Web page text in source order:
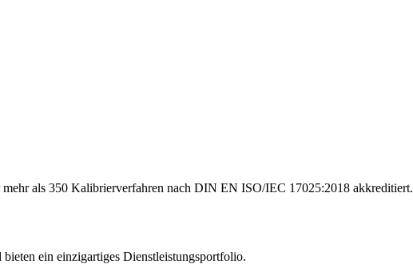
als 350 Kalibrierverfahren nach DIN EN ISO/IEC 17025:2018 akkreditiert.
ein einzigartiges Dienstleistungsportfolio.